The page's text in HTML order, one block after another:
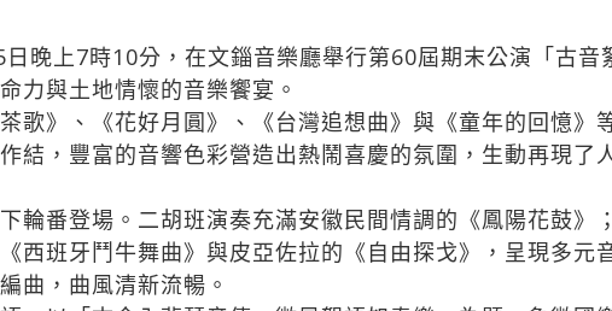
晚上7時10分，在文錙音樂廳舉行第60屆期末公演「古音
力與土地情懷的音樂饗宴。
歌》、《花好月圓》、《台灣追想曲》與《童年的回憶》
結，豐富的音響色彩營造出熱鬧喜慶的氛圍，生動再現了
番登場。二胡班演奏充滿安徽民間情調的《鳳陽花鼓》
西班牙鬥牛舞曲》與皮亞佐拉的《自由探戈》，呈現多元
曲，曲風清新流暢。